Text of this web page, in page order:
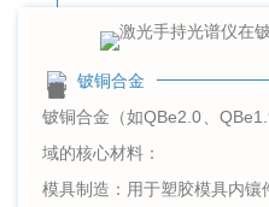
铍铜合金
铍铜合金（如QBe2.0、
域的核心材料：
模具制造：用于塑胶模具内